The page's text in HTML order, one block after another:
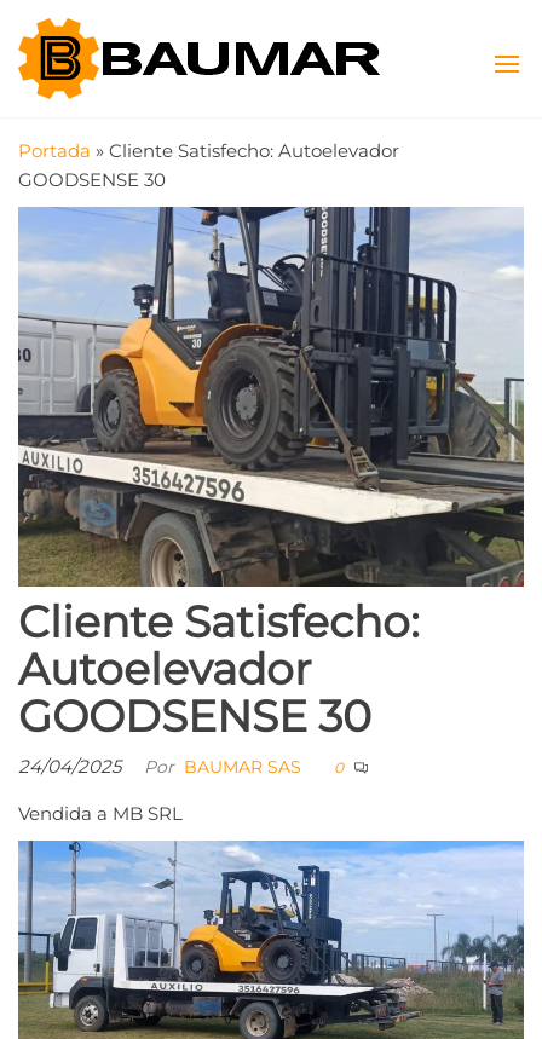
Saltar
contenido
Portada » Cliente Satisfecho: Autoelevador
GOODSENSE 30
Cliente Satisfecho:
Autoelevador
GOODSENSE 30
24/04/2025 Por BAUMAR SAS 0
Vendida a MB SRL